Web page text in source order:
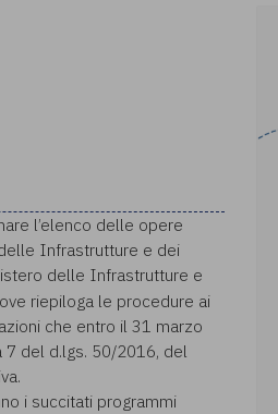
l’elenco delle opere
Infrastrutture e dei
delle Infrastrutture e
riepiloga le procedure ai
che entro il 31 marzo
7 del d.lgs. 50/2016, del
i succitati programmi